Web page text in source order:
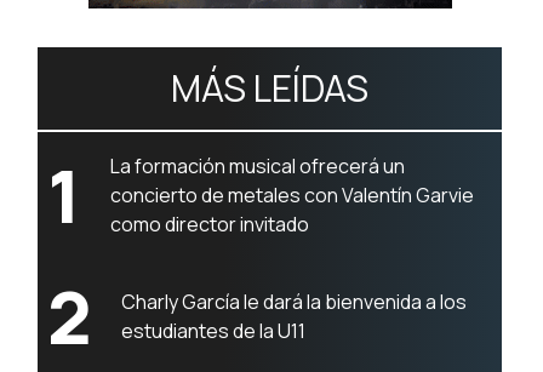
MÁS LEÍDAS
1
La formación musical ofrecerá un
concierto de metales con Valentín Garvie
como director invitado
2
Charly García le dará la bienvenida a los
estudiantes de la U11